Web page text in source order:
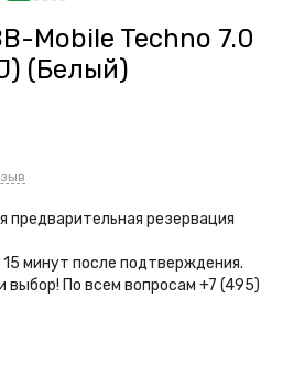
Mobile Techno 7.0
(Белый)
предварительная резервация
минут после подтверждения.
выбор! По всем вопросам +7 (495)